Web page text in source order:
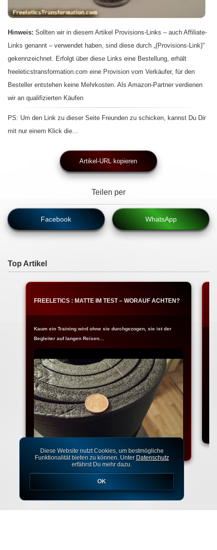
Hinweis: Sollten wir in diesem Artikel Provisions-Links – auch Affiliate-
Links genannt – verwendet haben, sind diese durch „(Provisions-Link)"
gekennzeichnet. Erfolgt über diese Links eine Bestellung, erhält
freeleticstransformation.com eine Provision vom Verkäufer, für den
Besteller entstehen keine Mehrkosten. Als Amazon-Partner verdienen
wir an qualifizierten Käufen
PS: Um den Link zu dieser Seite Freunden zu schicken, kannst Du Dir
mit nur einem Klick die...
Artikel-URL kopieren
Teilen per
Facebook WhatsApp
Top Artikel
FREELETICS : MATTE IM TEST – WORAUF ACHTEN?
Kaum ein Training wird ohne sie durchgezogen, sie ist der
Begleiter auf langen Reisen…
Diese Website nutzt Cookies, um bestmögliche
Funktionalität bieten zu können. Unter Datenschutz
erfährst Du mehr dazu.
OK